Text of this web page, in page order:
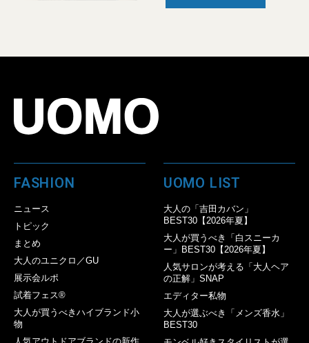
FASHION
ニュース
トピック
まとめ
大人のユニクロ／GU
展示会ルポ
試着フェス®︎
大人が買うべきハイブランド小
物
UOMO LIST
大人の「吉田カバン」
BEST30【2026年夏】
大人が買うべき「白スニーカ
ー」BEST30【2026年夏】
人気サロンが考える「大人ヘア
の正解」SNAP
エディター私物
大人が選ぶべき「メンズ香水」
BEST30